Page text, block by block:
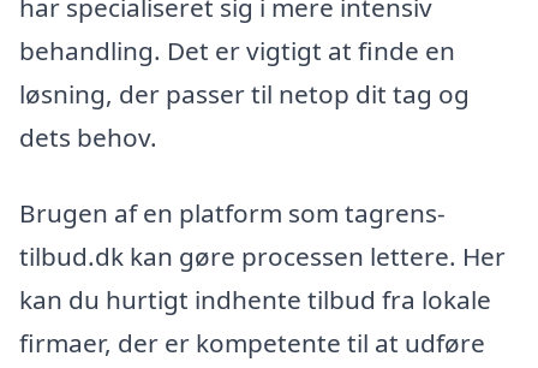
har specialiseret sig i mere intensiv
behandling. Det er vigtigt at finde en
løsning, der passer til netop dit tag og
dets behov.
Brugen af en platform som tagrens-
tilbud.dk kan gøre processen lettere. Her
kan du hurtigt indhente tilbud fra lokale
firmaer, der er kompetente til at udføre